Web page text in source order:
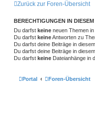
Zurück zur Foren-Übersicht
BERECHTIGUNGEN IN
Du darfst keine neuen Themen
Du darfst keineAntworten zu
Du darfst deine Beiträge in
Du darfst deine Beiträge in
Du darfst keine Dateianhänge in
Portal Foren-Übersicht